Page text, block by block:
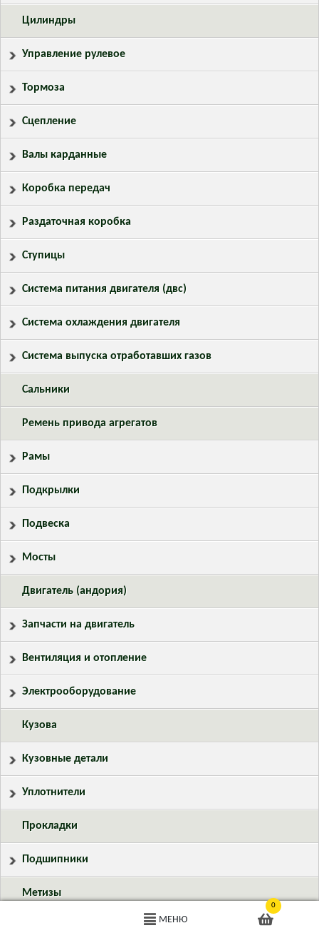
Цилиндры
Управление рулевое
Тормоза
Сцепление
Валы карданные
Коробка передач
Раздаточная коробка
Ступицы
Система питания двигателя (двс)
Система охлаждения двигателя
Система выпуска отработавших газов
Сальники
Ремень привода агрегатов
Рамы
Подкрылки
Подвеска
Мосты
Двигатель (андория)
Запчасти на двигатель
Вентиляция и отопление
Электрооборудование
Кузова
Кузовные детали
Уплотнители
Прокладки
Подшипники
Метизы
МЕНЮ
0